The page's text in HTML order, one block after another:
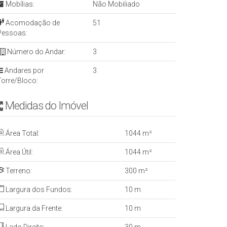
de prédio moderno, reboco liso
Mobílias: Não Mobiliado
Acomodação de
51
Número do Andar: 3
Andares por
Bloco:
3
Medidas do Imóvel
Área Total: 1044 m²
Área Útil: 1044 m²
Terreno: 300 m²
Largura dos Fundos: 10 m
Largura da Frente: 10 m